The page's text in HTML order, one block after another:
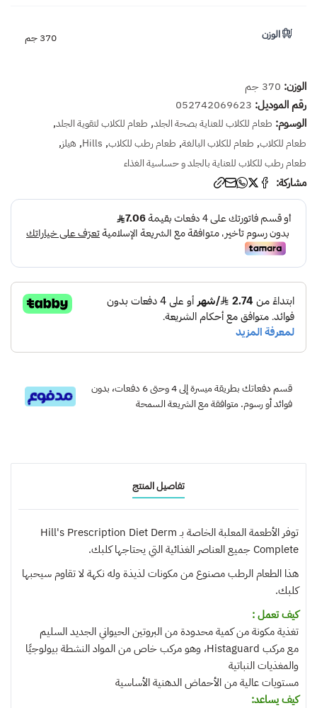
الوزن 370 جم
الوزن: 370 جم
رقم الموديل: 052742069623
الوسوم: طعام للكلاب للعناية بصحة الجلد, طعام للكلاب لتقوية الجلد,
طعام للكلاب, طعام للكلاب البالغة, طعام رطب للكلاب,
Hills
, هيلز,
طعام رطب للكلاب للعناية بالجلد و حساسية الغذاء
مشاركة:
قسم دفعاتك بطريقة ميسرة إلى 4 وحتى 6 دفعات، بدون
فوائد أو رسوم. متوافقة مع الشريعة السمحة
تفاصيل المنتج
توفر الأطعمة المعلبة الخاصة بـ Hill's Prescription Diet Derm
Complete جميع العناصر الغذائية التي يحتاجها كلبك.
هذا الطعام الرطب مصنوع من مكونات لذيذة وله نكهة لا تقاوم سيحبها
كلبك.
كيف تعمل :
تغذية مكونة من كمية محدودة من البروتين الحيواني الجديد السليم
مع مركب Histaguard، وهو مركب خاص من المواد النشطة بيولوجيًا
والمغذيات النباتية
مستويات عالية من الأحماض الدهنية الأساسية
كيف يساعد: